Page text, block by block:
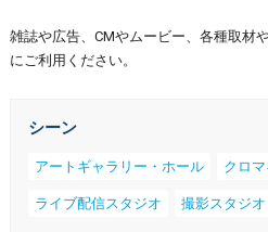
雑誌や広告、CMやムービー、各種取材
にご利用ください。
シーン
アートギャラリー・ホール クロ
ライブ配信スタジオ 撮影スタジオ